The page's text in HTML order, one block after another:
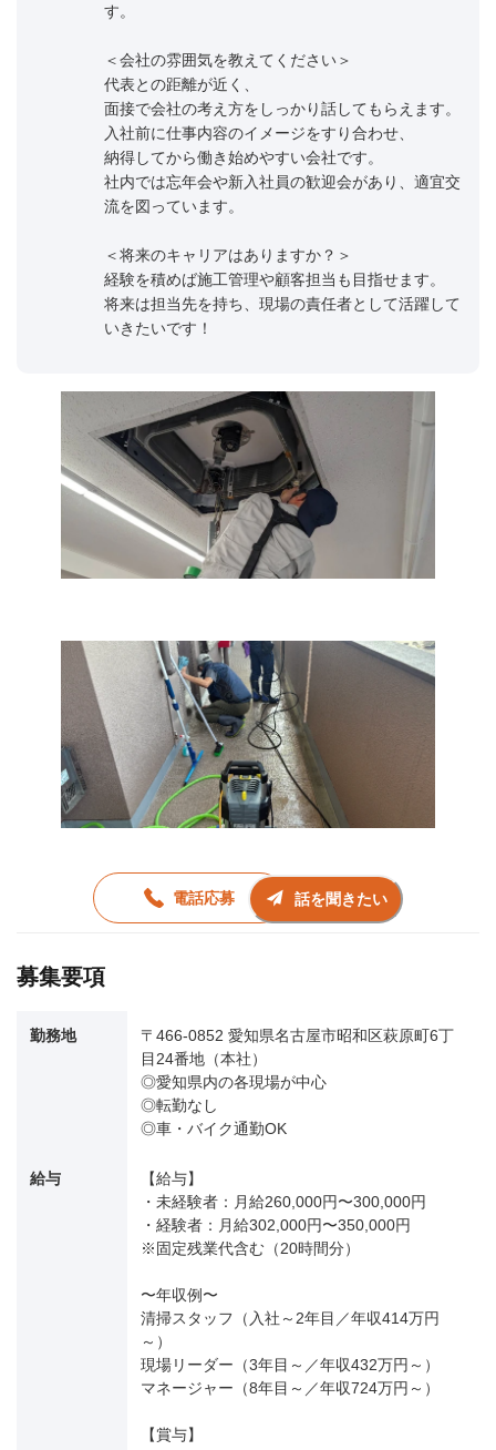
す。
＜会社の雰囲気を教えてください＞
代表との距離が近く、
面接で会社の考え方をしっかり話してもらえます。
入社前に仕事内容のイメージをすり合わせ、
納得してから働き始めやすい会社です。
社内では忘年会や新入社員の歓迎会があり、適宜交
流を図っています。
＜将来のキャリアはありますか？＞
経験を積めば施工管理や顧客担当も目指せます。
将来は担当先を持ち、現場の責任者として活躍して
いきたいです！
電話応募 話を聞きたい
募集要項
勤務地
〒466-0852 愛知県名古屋市昭和区萩原町6丁
目24番地（本社）
◎愛知県内の各現場が中心
◎転勤なし
◎車・バイク通勤OK
給与
【給与】
・未経験者：月給260,000円〜300,000円
・経験者：月給302,000円〜350,000円
※固定残業代含む（20時間分）
〜年収例〜
清掃スタッフ（入社～2年目／年収414万円
～）
現場リーダー（3年目～／年収432万円～）
マネージャー（8年目～／年収724万円～）
【賞与】